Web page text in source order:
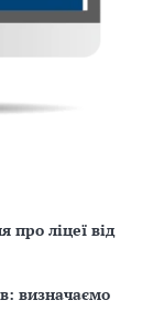
про ліцеї від
визначаємо